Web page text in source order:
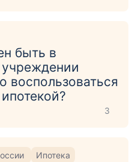
быть в
3
Ипотека